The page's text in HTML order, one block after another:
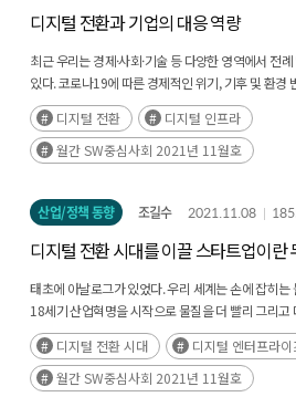
초중고등학교와 대학으로 이어지는 정규 교육을 시대
체계적으로 개혁하는 것이 매우 중요하다. 이러한
발전하는 이 분야의 특성상 기존의 SW 전문가들의
자체적인 재교육 프로그램을 진행하여 대처하는 기
못한 기업들은 거의 손을 놓고 있는 현실이다. SW와
속히 마련하는 것이 시급하다. 현재 경쟁력 있는 SW
어려운 상황이 되었고, 개발자들의 파격적인 연봉 인
상황으로 보인다. 디지털 대전환 시대에는 모든 기업
때문에, 이러한 현상은 더욱 심화될 것으로 보인다.
정책과 단기 정책을 잘 마련하여 일관성 있게 체계적
쓰기나 구구단을 매우 익숙하게 구사하듯이 데이터
익숙해지도록 하는 것이 중요하다. 전 국민이 디지
SW를 가장 잘 활용하는 국가가 될 것이다. 지금부터
수립하여 모든 사람들이 디지털 세상에서 경쟁력을
해야 한다.
세계질서를 구축하려 한다. 이러한 중국의 규범·가치
중심으로 한 또 다른 거대 플랫폼 블록이 있다. 바이든
지향이 더 커지고 있다. 인권과 민주주의를 명분으
역할과 리더의 지위를 회복하고 다자주의를 강조한
대응의 차원에서 ‘사이버 민주주의 동맹’을 추진할 가
국가 기반시설 수호를 위해 다른 국가와 협력을 표명
대응의 차원에서 ‘사이버 민주주의 동맹’을 추진할
코로나19 사태는 전세계적 개방성의 후퇴와 폐쇄적
코로나19 사태는 ‘미국 우선주의’, 브렉시트 등과 같
확산을 가속화시켰다. 이러한 와중에 신자유주의적
미래도 다분히 미국과 중국을 중심으로 하여 양분된
미국의 비전은 이른바 ‘실리콘밸리 모델’에 기반을
컴퓨팅과 사물인터넷의 네트워크를 배경으로 하여
활용하는 자유주의적디지털 제국의 모습일 수 있다.
디지털 천하질서를 연상케 하는 위계적이고 권위주의
디지털 전환과 기업의 대응 역량
최근 우리는 경제·사회·기술 등 다양한 영역에서 전
있다. 코로나19에 따른 경제적인 위기, 기후 및 환경
개인뿐만 아니라 기업의 경영전략과 생존에도 큰 영
중요한 이유는 이러한 환경의 변화를 헤쳐나갈 수 있
수 있기 때문이다.(후략)
디지털 전환
디지털 인프라
월간 SW중심사회 2021년 11월호
산업/정책 동향 조길수 2021.11.08
디지털 전환 시대를 이끌 스타트업이란
태초에 아날로그가 있었다. 우리 세계는 손에 잡히
18세기 산업혁명을 시작으로 물질을 더 빨리 그리고
경제를 통해 산업의 선도 기업이 되었다. 그러다 디지
기업이 출현하면서 기존의 균형이 조금씩 깨지기 시작
디지털 전환 시대
디지털 엔터프라이
월간 SW중심사회 2021년 11월호